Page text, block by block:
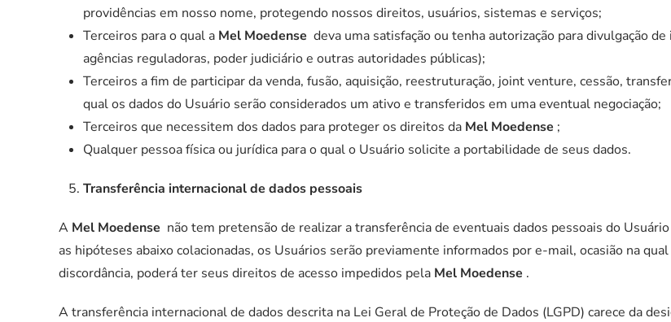
providências em nosso nome, protegendo nossos direitos, usuários, sistemas e serviços;
Terceiros para o qual a Mel Moedense deva uma satisfação ou tenha autorização para divulgação
agências reguladoras, poder judiciário e outras autoridades públicas);
Terceiros a fim de participar da venda, fusão, aquisição, reestruturação, joint venture, cessão,
qual os dados do Usuário serão considerados um ativo e transferidos em uma eventual negociação;
Terceiros que necessitem dos dados para proteger os direitos da Mel Moedense ;
Qualquer pessoa física ou jurídica para o qual o Usuário solicite a portabilidade de seus dados.
Transferência internacional de dados pessoais
A Mel Moedense não tem pretensão de realizar a transferência de eventuais dados pessoais do
as hipóteses abaixo colacionadas, os Usuários serão previamente informados por e-mail, ocasião na
discordância, poderá ter seus direitos de acesso impedidos pela Mel Moedense .
A transferência internacional de dados descrita na Lei Geral de Proteção de Dados (LGPD) carece da